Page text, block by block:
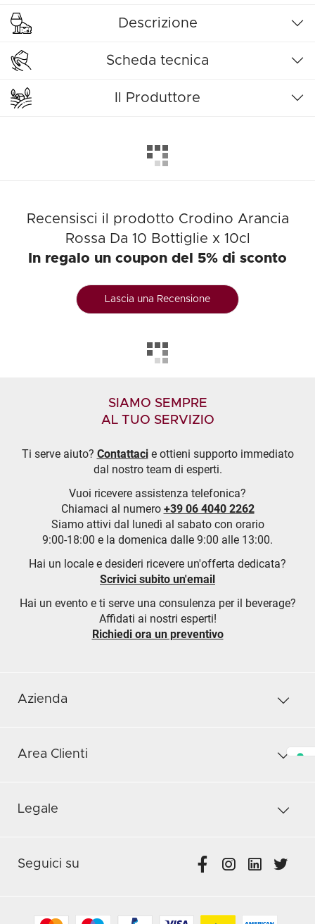
Descrizione
Scheda tecnica
Il Produttore
Recensisci il prodotto Crodino Arancia
Rossa Da 10 Bottiglie x 10cl
In regalo un coupon del 5% di sconto
Lascia una Recensione
SIAMO SEMPRE
AL TUO SERVIZIO
Ti serve aiuto? Contattacie ottieni supporto immediato
dal nostro team di esperti.
Vuoi ricevere assistenza telefonica?
Chiamaci al numero +39 06 4040 2262
Siamo attivi dal lunedì al sabato con orario
9:00-18:00 e la domenica dalle 9:00 alle 13:00.
Hai un locale e desideri ricevere un'offerta dedicata?
Scrivici subito un'email
Hai un evento e ti serve una consulenza per il beverage?
Affidati ai nostri esperti!
Richiedi ora un preventivo
Azienda
Area Clienti
Legale
Seguici su